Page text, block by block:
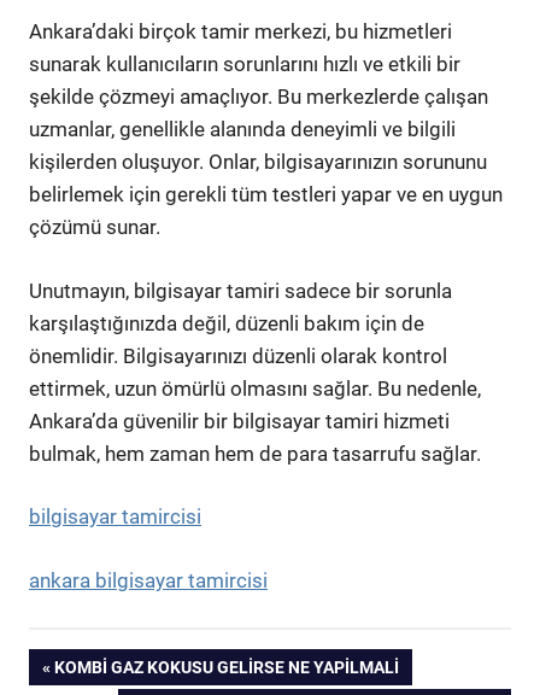
Ankara’daki birçok tamir merkezi, bu hizmetleri
sunarak kullanıcıların sorunlarını hızlı ve etkili bir
şekilde çözmeyi amaçlıyor. Bu merkezlerde çalışan
uzmanlar, genellikle alanında deneyimli ve bilgili
kişilerden oluşuyor. Onlar, bilgisayarınızın sorununu
belirlemek için gerekli tüm testleri yapar ve en uygun
çözümü sunar.
Unutmayın, bilgisayar tamiri sadece bir sorunla
karşılaştığınızda değil, düzenli bakım için de
önemlidir. Bilgisayarınızı düzenli olarak kontrol
ettirmek, uzun ömürlü olmasını sağlar. Bu nedenle,
Ankara’da güvenilir bir bilgisayar tamiri hizmeti
bulmak, hem zaman hem de para tasarrufu sağlar.
bilgisayar tamircisi
ankara bilgisayar tamircisi
Yazı
PREVIOUS
KOMBI GAZ KOKUSU GELIRSE NE YAPILMALI